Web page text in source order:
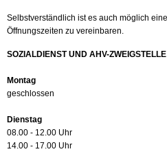
Selbstverständlich ist es auch möglich
Öffnungszeiten zu vereinbaren.
SOZIALDIENST UND AHV-ZWEIGSTELLE
Montag
geschlossen
Dienstag
08.00 - 12.00 Uhr
14.00 - 17.00 Uhr